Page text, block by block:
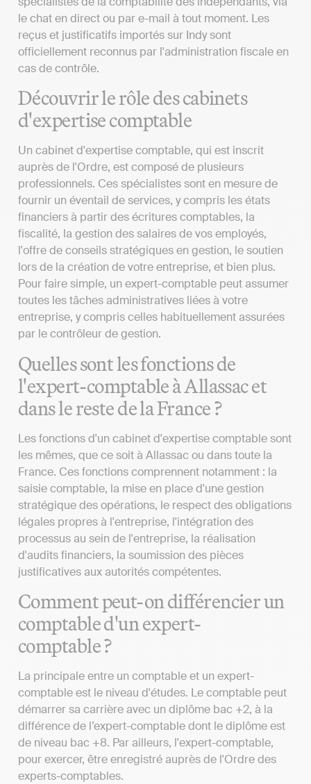
le chat en direct ou par e-mail à tout moment. Les
reçus et justificatifs importés sur Indy sont
officiellement reconnus par l'administration fiscale en
cas de contrôle.
Découvrir le rôle des cabinets
d'expertise comptable
Un cabinet d'expertise comptable, qui est inscrit
auprès de l'Ordre, est composé de plusieurs
professionnels. Ces spécialistes sont en mesure de
fournir un éventail de services, y compris les états
financiers à partir des écritures comptables, la
fiscalité, la gestion des salaires de vos employés,
l'offre de conseils stratégiques en gestion, le soutien
lors de la création de votre entreprise, et bien plus.
Pour faire simple, un expert-comptable peut assumer
toutes les tâches administratives liées à votre
entreprise, y compris celles habituellement assurées
par le contrôleur de gestion.
Quelles sont les fonctions de
l'expert-comptable à Allassac et
dans le reste de la France ?
Les fonctions d'un cabinet d'expertise comptable sont
les mêmes, que ce soit à Allassac ou dans toute la
France. Ces fonctions comprennent notamment : la
saisie comptable, la mise en place d'une gestion
stratégique des opérations, le respect des obligations
légales propres à l'entreprise, l'intégration des
processus au sein de l'entreprise, la réalisation
d'audits financiers, la soumission des pièces
justificatives aux autorités compétentes.
Comment peut-on différencier un
comptable d'un expert-
comptable ?
La principale entre un comptable et un expert-
comptable est le niveau d'études. Le comptable peut
démarrer sa carrière avec un diplôme bac +2, à la
différence de l’expert-comptable dont le diplôme est
de niveau bac +8. Par ailleurs, l'expert-comptable,
pour exercer, être enregistré auprès de l'Ordre des
experts-comptables.